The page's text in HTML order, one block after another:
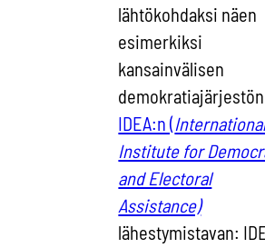
lähtökohdaksi näen
esimerkiksi
kansainvälisen
demokratiajärjestön
IDEA:n (
Institute for
and Electoral
Assistance)
lähestymistavan: